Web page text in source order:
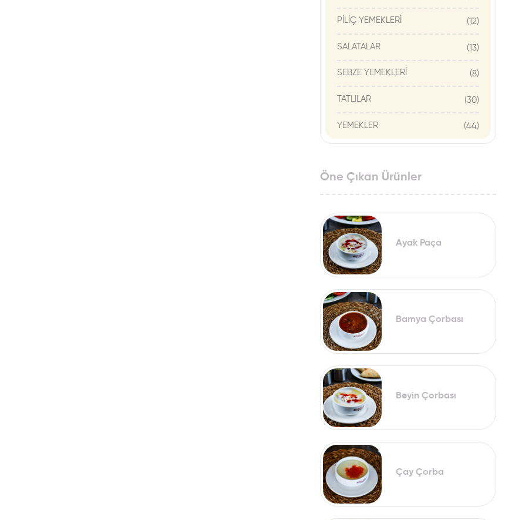
PİLİÇ YEMEKLERİ (12)
SALATALAR (13)
SEBZE YEMEKLERİ (8)
TATLILAR (30)
YEMEKLER (44)
Öne Çıkan Ürünler
Ayak Paça
Bamya Çorbası
Beyin Çorbası
Çay Çorba